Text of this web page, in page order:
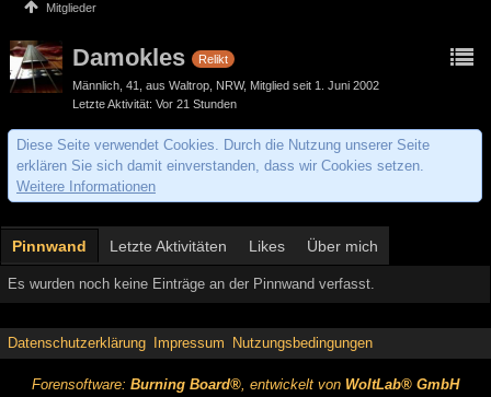
Mitglieder
Damokles
Relikt
Männlich 41 aus Waltrop, NRW Mitglied seit 1. Juni 2002
Letzte Aktivität Vor 21 Stunden
Diese Seite verwendet Cookies. Durch die Nutzung unserer Seite
erklären Sie sich damit einverstanden, dass wir Cookies setzen.
Weitere Informationen
Pinnwand Letzte Aktivitäten Likes Über mich
Es wurden noch keine Einträge an der Pinnwand verfasst.
Datenschutzerklärung Impressum Nutzungsbedingungen
Forensoftware: Burning Board®, entwickelt von WoltLab® GmbH